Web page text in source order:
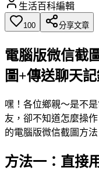
生活百科編輯
100 分享文章
電腦版微信截
圖+傳送聊天
嘿！各位鄉親～是不
友，卻不知道怎麼操
的電腦版微信截圖方
方法一：直接